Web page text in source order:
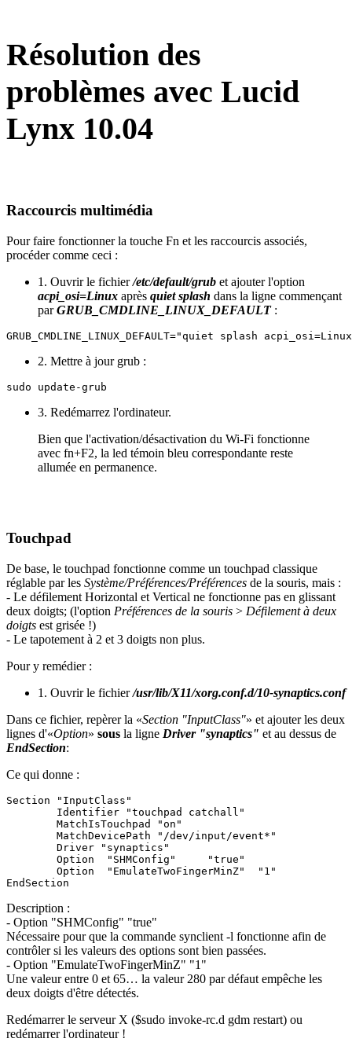
Résolution des
problèmes avec Lucid
Lynx 10.04
Raccourcis multimédia
Pour faire fonctionner la touche Fn et les raccourcis associés,
procéder comme ceci :
1. Ouvrir le fichier/etc/default/grub et ajouter l'option
acpi_osi=Linux après quiet splash dans la ligne commençant
parGRUB_CMDLINE_LINUX_DEFAULT:
GRUB_CMDLINE_LINUX_DEFAULT="quiet splash
2. Mettre à jour grub :
sudo update-grub
3. Redémarrez l'ordinateur.
Bien que l'activation/désactivation du Wi-Fi fonctionne
avec fn+F2, la led témoin bleu correspondante reste
allumée en permanence.
Touchpad
De base, le touchpad fonctionne comme un touchpad classique
réglable par les Système/Préférences/Préférences de la souris, mais :
- Le défilement Horizontal et Vertical ne fonctionne pas en glissant
deux doigts; (l'option Préférences de la souris > Défilement à deux
doigts est grisée !)
- Le tapotement à 2 et 3 doigts non plus.
Pour y remédier :
1. Ouvrir le fichier/usr/lib/X11/xorg.conf.d/10-synaptics.conf
Dans ce fichier, repèrer la «Section "InputClass"» et ajouter les deux
lignes d'«Option» sous la ligne Driver "synaptics" et au dessus de
EndSection:
Ce qui donne :
Section "InputClass"
Description :
- Option "SHMConfig" "true"
Nécessaire pour que la commande synclient -l fonctionne afin de
contrôler si les valeurs des options sont bien passées.
- Option "EmulateTwoFingerMinZ" "1"
Une valeur entre 0 et 65… la valeur 280 par défaut empêche les
deux doigts d'être détectés.
Redémarrer le serveur X ($sudo invoke-rc.d gdm restart) ou
redémarrer l'ordinateur !